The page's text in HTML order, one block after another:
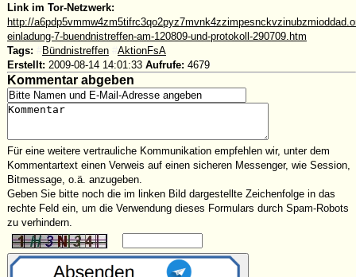
Link im Tor-Netzwerk:
http://
einladung-7-buendnistreffen-am-120809-und-protokoll-290709.htm
Tags:
Bündnistreffen
AktionFsA
Erstellt: 2009-08-14 14:01:33 Aufrufe: 4679
Kommentar abgeben
Für eine weitere vertrauliche Kommunikation empfehlen wir, unter dem
Kommentartext einen Verweis auf einen sicheren Messenger, wie Session,
Bitmessage, o.ä. anzugeben.
Geben Sie bitte noch die im linken Bild dargestellte Zeichenfolge in das
rechte Feld ein, um die Verwendung dieses Formulars durch Spam-Robots
zu verhindern.